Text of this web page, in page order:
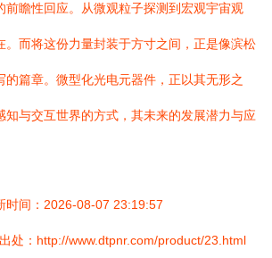
前瞻性回应。从微观粒子探测到宏观宇宙观
。而将这份力量封装于方寸之间，正是像滨松
的篇章。微型化光电元器件，正以其无形之
知与交互世界的方式，其未来的发展潜力与应
时间：2026-08-07 23:19:57
处：http://www.dtpnr.com/product/23.html